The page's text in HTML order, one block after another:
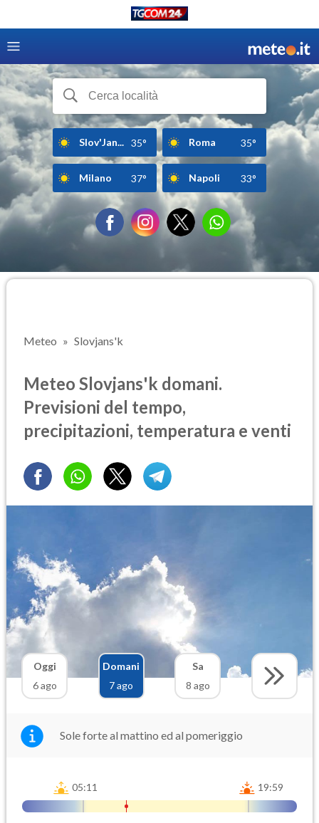
Slov'Jan... 35° Roma 35°
Milano 37° Napoli 33°
Meteo Slovjans'k
Meteo Slovjans'k domani.
Previsioni del tempo,
precipitazioni, temperatura e venti
Oggi
6 ago
Domani
7 ago
Sa
8 ago
Sole forte al mattino ed al pomeriggio
05:11 19:59